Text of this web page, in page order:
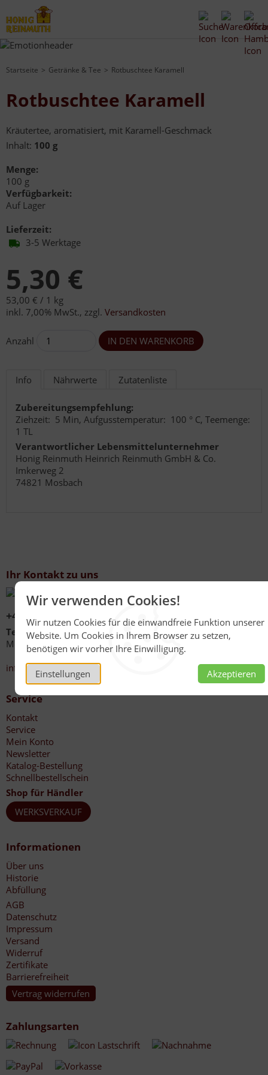
Wir verwenden Cookies!
Wir nutzen Cookies für die einwandfreie Funktion unserer
Website. Um Cookies in Ihrem Browser zu setzen,
benötigen wir vorher Ihre Einwilligung.
Einstellungen Akzeptieren
Startseite Getränke & Tee Rotbuschtee Karamell
Rotbuschtee Karamell
Kräutertee, aromatisiert, mit Karamell-Geschmack
Inhalt: 100 g
Menge:
100 g
Verfügbarkeit:
Auf Lager
Lieferzeit:
3-5 Werktage
5,30 €
53,00 € / 1 kg
inkl. 7,00% MwSt., zzgl. Versandkosten
Anzahl
Info Nährwerte Zutatenliste
Zubereitungsempfehlung:
Ziehzeit: 5 Min, Aufgusstemperatur: 100 ° C, Teemenge:
1 TL
Verantwortlicher Lebensmittelunternehmer
Honig Reinmuth Heinrich Reinmuth GmbH & Co.
Imkerweg 2
74821 Mosbach
Ihr Kontakt zu uns
+49 (0)6267 1021
Telefonzeiten
Mo - Fr 08:00 - 12:00 Uhr
13:30 - 17:00 Uhr
info@honig-reinmuth.de
Service
Kontakt
Service
Mein Konto
Newsletter
Katalog-Bestellung
Schnellbestellschein
Shop für Händler
WERKSVERKAUF
Informationen
Über uns
Historie
Abfüllung
AGB
Datenschutz
Impressum
Versand
Widerruf
Zertifikate
Barrierefreiheit
Vertrag widerrufen
Zahlungsarten